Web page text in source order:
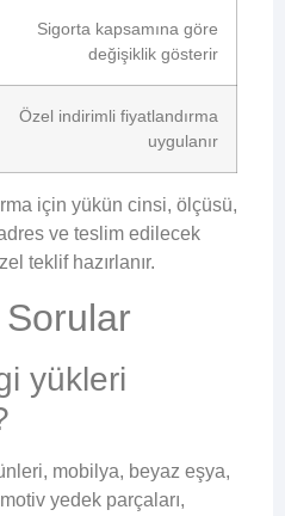
Sigorta kapsamına göre
değişiklik gösterir
Özel indirimli fiyatlandırma
uygulanır
için yükün cinsi, ölçüsü,
adres ve teslim edilecek
teklif hazırlanır.
Sorular
yükleri
mobilya, beyaz eşya,
yedek parçaları,